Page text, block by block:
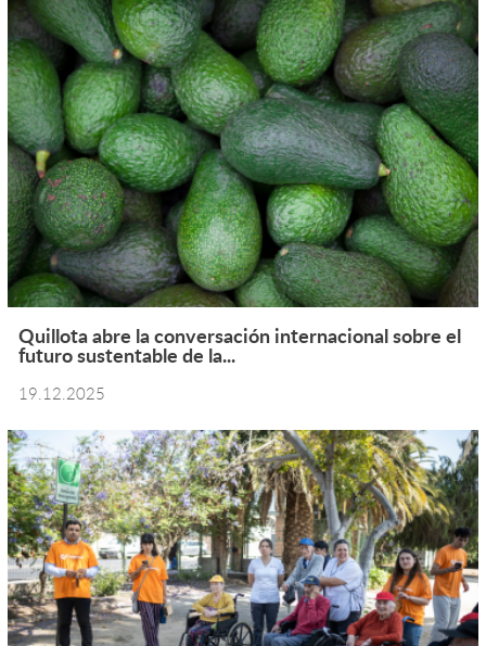
Quillota abre la conversación internacional sobre el
futuro sustentable de la...
19.12.2025